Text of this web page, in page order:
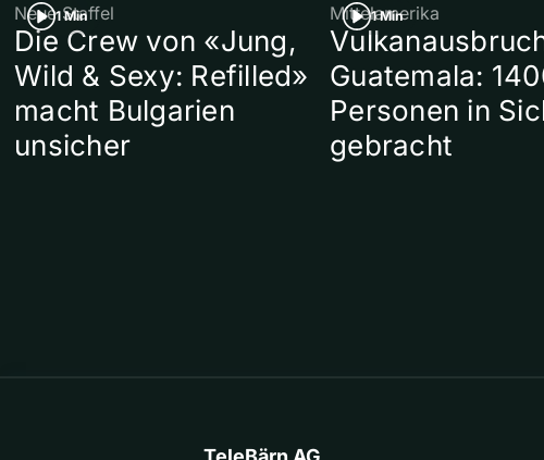
1 Min
Neue Staffel
Die Crew von «Jung,
Wild & Sexy: Refilled»
macht Bulgarien
unsicher
1 Min
Mittelamerika
Guatemala:
Personen in
gebracht